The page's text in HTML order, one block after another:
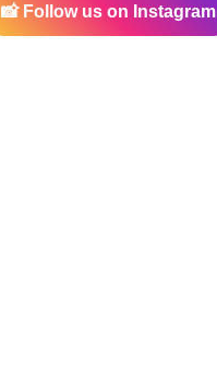
📸 Follow us on Instagram